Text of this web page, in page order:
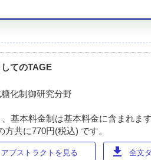
てのTAGE
化制御研究分野
基本料金制は基本料金に含まれます
共に770円(税込) です。
アブストラクトを見る download 全文